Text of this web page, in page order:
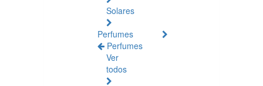
Solares
Perfumes
Perfumes
Ver
todos